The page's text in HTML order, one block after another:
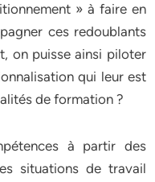
» à faire en
ces redoublants
on puisse ainsi piloter
qui leur est
de formation ?
à partir des
situations de travail